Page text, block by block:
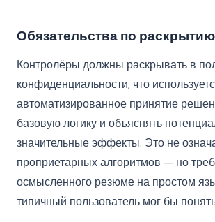
Обязательства по раскрытию
Контролёры должны раскрывать в
конфиденциальности, что
автоматизированное принятие
базовую логику и объяснять
значительные эффекты. Это не
проприетарных алгоритмов — но
осмысленного резюме на простом
типичный пользователь мог бы